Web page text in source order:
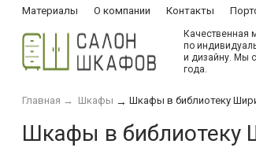
Материалы О компании Контакты
Качественная
по
и дизайну. Мы
года.
Главная → Шкафы → Шкафы в библиотеку
Шкафы в библиотеку